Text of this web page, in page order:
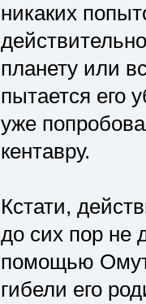
никаких
планету или
пытается его
уже
кентавру.
Кстати,
до сих пор не
помощью
гибели его